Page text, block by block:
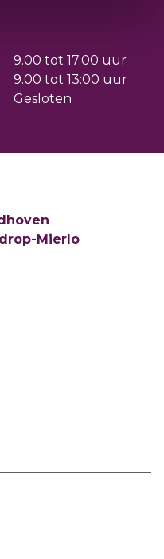
9.00 tot 17.00 uur
9.00 tot 13:00 uur
Gesloten
Mierlo